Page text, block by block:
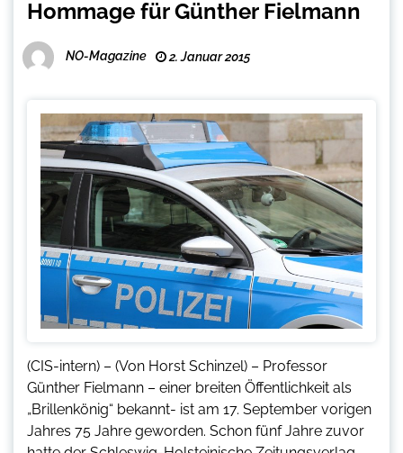
Hommage für Günther Fielmann
NO-Magazine 2. Januar 2015
(CIS-intern) – (Von Horst Schinzel) – Professor
Günther Fielmann – einer breiten Öffentlichkeit als
„Brillenkönig“ bekannt- ist am 17. September vorigen
Jahres 75 Jahre geworden. Schon fünf Jahre zuvor